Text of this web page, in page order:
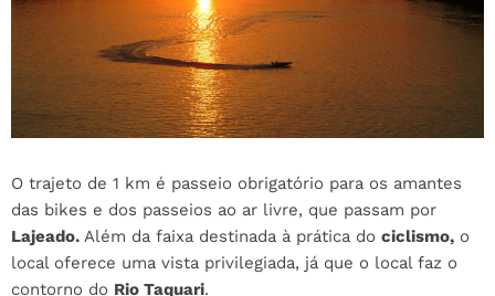
O trajeto de 1 km é passeio obrigatório para os amantes
das bikes e dos passeios ao ar livre, que passam por
Lajeado. Além da faixa destinada à prática do ciclismo, o
local oferece uma vista privilegiada, já que o local faz o
contorno do Rio Taquari.